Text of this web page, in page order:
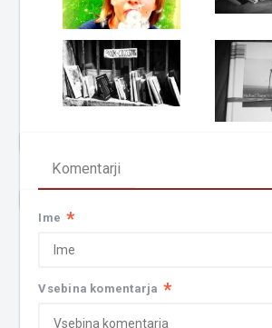
Komentarji
Ime *
Vsebina komentarja *